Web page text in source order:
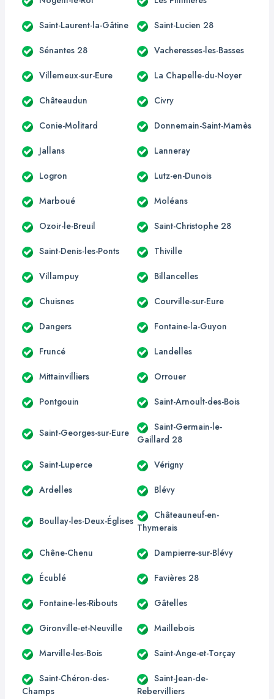
Saint-Laurent-la-Gâtine Saint-Lucien 28
Sénantes 28 Vacheresses-les-Basses
Villemeux-sur-Eure La Chapelle-du-Noyer
Châteaudun Civry
Conie-Molitard Donnemain-Saint-Mamès
Jallans Lanneray
Logron Lutz-en-Dunois
Marboué Moléans
Ozoir-le-Breuil Saint-Christophe 28
Saint-Denis-les-Ponts Thiville
Villampuy Billancelles
Chuisnes Courville-sur-Eure
Dangers Fontaine-la-Guyon
Fruncé Landelles
Mittainvilliers Orrouer
Pontgouin Saint-Arnoult-des-Bois
Saint-Georges-sur-Eure
Saint-Germain-le-
Gaillard 28
Saint-Luperce Vérigny
Ardelles Blévy
Boullay-les-Deux-Églises
Châteauneuf-en-
Thymerais
Chêne-Chenu Dampierre-sur-Blévy
Écublé Favières 28
Fontaine-les-Ribouts Gâtelles
Gironville-et-Neuville Maillebois
Marville-les-Bois Saint-Ange-et-Torçay
Saint-Chéron-des-
Champs
Saint-Jean-de-
Rebervilliers